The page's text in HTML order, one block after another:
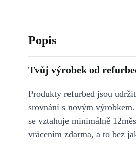
Popis
Tvůj výrobek od
Produkty refurbed jsou
srovnání s novým
se vztahuje minimálně
vrácením zdarma, a to bez